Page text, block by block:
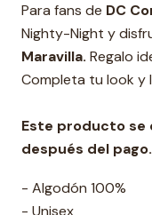
Para fans de DC
Nighty-Night y
Maravilla. Regalo
Completa tu look y
Este producto se
después del pago.
- Algodón 100%
- Unisex